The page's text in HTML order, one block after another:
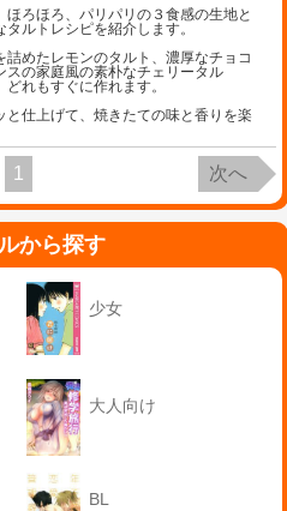
ほろほろ、パリパリの３食感の生地と
ルトレシピを紹介します。
詰めたレモンのタルト、濃厚なチョコ
スの家庭風の素朴なチェリータル
れもすぐに作れます。
と仕上げて、焼きたての味と香りを楽
1 次へ
から探す
少女
大人向け
BL